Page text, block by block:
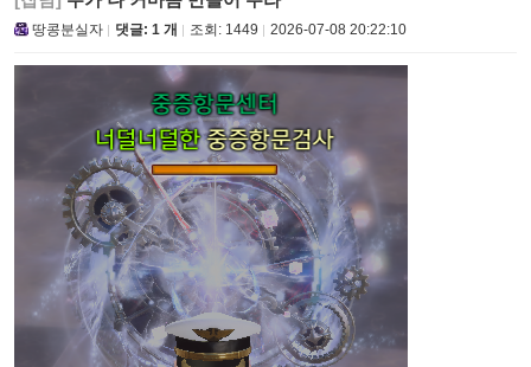
땅콩분실자 댓글: 1 개 조회: 1449 2026-07-08 20:22:10